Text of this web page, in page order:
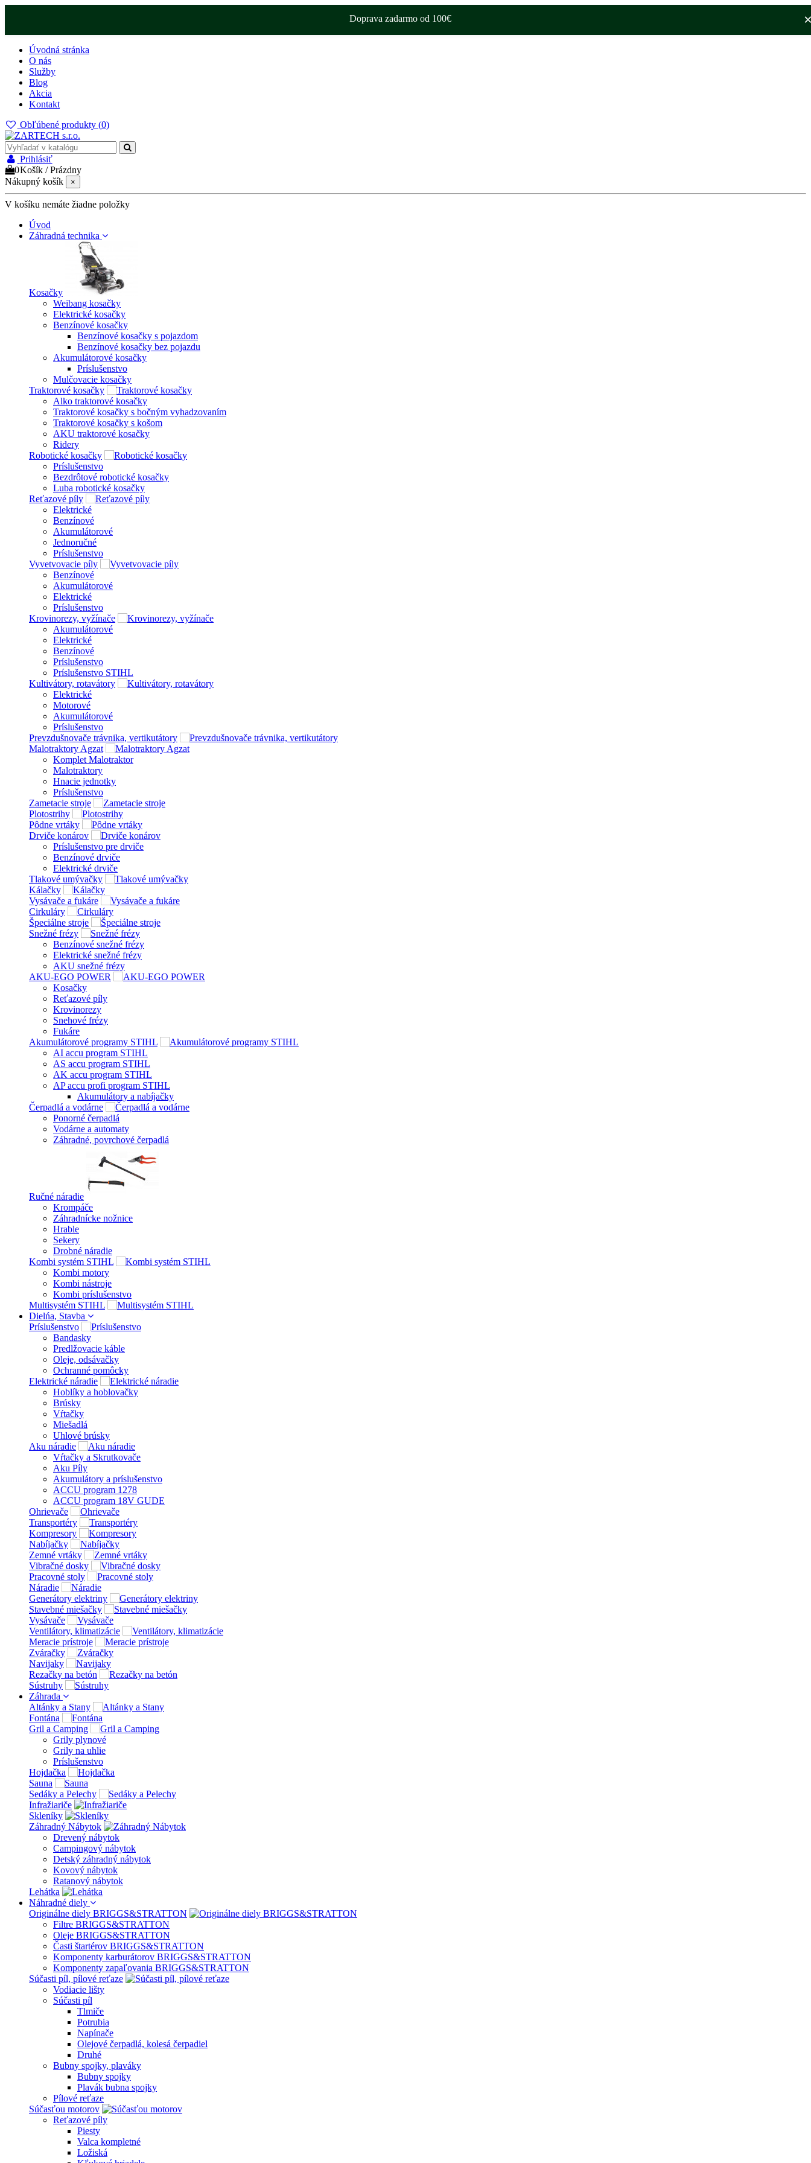
Doprava zadarmo od 100€
Úvodná stránka
O nás
Služby
Blog
Akcia
Kontakt
Obľúbené produkty (0)
Prihlásiť
0Košík /Prázdny
Nákupný košík
×
V košíku nemáte žiadne položky
Úvod
Záhradná technika
Kosačky
Weibang kosačky
Elektrické kosačky
Benzínové kosačky
Benzínové kosačky s pojazdom
Benzínové kosačky bez pojazdu
Akumulátorové kosačky
Príslušenstvo
Mulčovacie kosačky
Traktorové kosačky
Alko traktorové kosačky
Traktorové kosačky s bočným vyhadzovaním
Traktorové kosačky s košom
AKU traktorové kosačky
Ridery
Robotické kosačky
Príslušenstvo
Bezdrôtové robotické kosačky
Luba robotické kosačky
Reťazové píly
Elektrické
Benzínové
Akumulátorové
Jednoručné
Príslušenstvo
Vyvetvovacie píly
Benzínové
Akumulátorové
Elektrické
Príslušenstvo
Krovinorezy, vyžínače
Akumulátorové
Elektrické
Benzínové
Príslušenstvo
Príslušenstvo STIHL
Kultivátory, rotavátory
Elektrické
Motorové
Akumulátorové
Príslušenstvo
Prevzdušnovače trávnika, vertikutátory
Malotraktory Agzat
Komplet Malotraktor
Malotraktory
Hnacie jednotky
Príslušenstvo
Zametacie stroje
Plotostrihy
Pôdne vrtáky
Drviče konárov
Príslušenstvo pre drviče
Benzínové drviče
Elektrické drviče
Tlakové umývačky
Kálačky
Vysávače a fukáre
Cirkuláry
Špeciálne stroje
Snežné frézy
Benzínové snežné frézy
Elektrické snežné frézy
AKU snežné frézy
AKU-EGO POWER
Kosačky
Reťazové píly
Krovinorezy
Snehové frézy
Fukáre
Akumulátorové programy STIHL
AI accu program STIHL
AS accu program STIHL
AK accu program STIHL
AP accu profi program STIHL
Akumulátory a nabíjačky
Čerpadlá a vodárne
Ponorné čerpadlá
Vodárne a automaty
Záhradné, povrchové čerpadlá
Ručné náradie
Krompáče
Záhradnícke nožnice
Hrable
Sekery
Drobné náradie
Kombi systém STIHL
Kombi motory
Kombi nástroje
Kombi príslušenstvo
Multisystém STIHL
Dielńa, Stavba
Príslušenstvo
Bandasky
Predlžovacie káble
Oleje, odsávačky
Ochranné pomôcky
Elektrické náradie
Hoblíky a hoblovačky
Brúsky
Vŕtačky
Miešadlá
Uhlové brúsky
Aku náradie
Vŕtačky a Skrutkovače
Aku Píly
Akumulátory a príslušenstvo
ACCU program 1278
ACCU program 18V GUDE
Ohrievače
Transportéry
Kompresory
Nabíjačky
Zemné vrtáky
Vibračné dosky
Pracovné stoly
Náradie
Generátory elektriny
Stavebné miešačky
Vysávače
Ventilátory, klimatizácie
Meracie prístroje
Zváračky
Navijaky
Rezačky na betón
Sústruhy
Záhrada
Altánky a Stany
Fontána
Gril a Camping
Grily plynové
Grily na uhlie
Príslušenstvo
Hojdačka
Sauna
Sedáky a Pelechy
Infražiariče
Skleníky
Záhradný Nábytok
Drevený nábytok
Campingový nábytok
Detský záhradný nábytok
Kovový nábytok
Ratanový nábytok
Lehátka
Náhradné diely
Originálne diely BRIGGS&STRATTON
Filtre BRIGGS&STRATTON
Oleje BRIGGS&STRATTON
Časti štartérov BRIGGS&STRATTON
Komponenty karburátorov BRIGGS&STRATTON
Komponenty zapaľovania BRIGGS&STRATTON
Súčasti píl, pílové reťaze
Vodiacie lišty
Súčasti píl
Tlmiče
Potrubia
Napínače
Olejové čerpadlá, kolesá čerpadiel
Druhé
Bubny spojky, plaváky
Bubny spojky
Plavák bubna spojky
Pílové reťaze
Súčasťou motorov
Reťazové píly
Piesty
Valca kompletné
Ložiská